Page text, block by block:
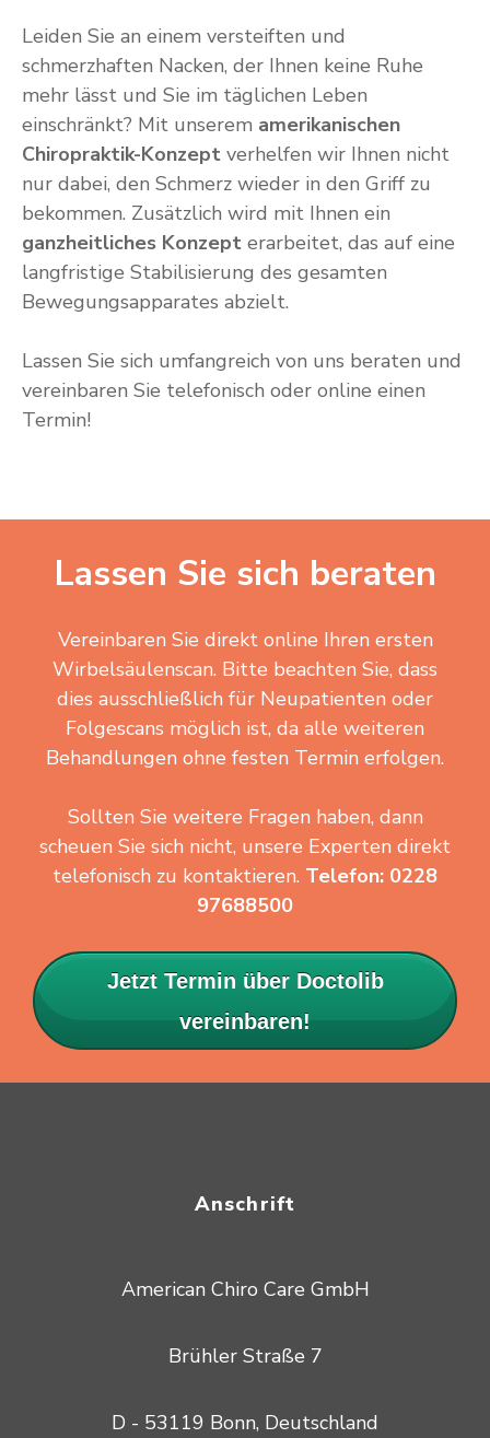
Leiden Sie an einem versteiften und
schmerzhaften Nacken, der Ihnen keine Ruhe
mehr lässt und Sie im täglichen Leben
einschränkt? Mit unserem amerikanischen
Chiropraktik-Konzept verhelfen wir Ihnen nicht
nur dabei, den Schmerz wieder in den Griff zu
bekommen. Zusätzlich wird mit Ihnen ein
ganzheitliches Konzept erarbeitet, das auf eine
langfristige Stabilisierung des gesamten
Bewegungsapparates abzielt.
Lassen Sie sich umfangreich von uns beraten und
vereinbaren Sie telefonisch oder online einen
Termin!
Lassen Sie sich beraten
Vereinbaren Sie direkt online Ihren ersten
Wirbelsäulenscan. Bitte beachten Sie, dass
dies ausschließlich für Neupatienten oder
Folgescans möglich ist, da alle weiteren
Behandlungen ohne festen Termin erfolgen.
Sollten Sie weitere Fragen haben, dann
scheuen Sie sich nicht, unsere Experten direkt
telefonisch zu kontaktieren. Telefon: 0228
97688500
Jetzt Termin über Doctolib
vereinbaren!
Anschrift
American Chiro Care GmbH
Brühler Straße 7
D - 53119 Bonn, Deutschland